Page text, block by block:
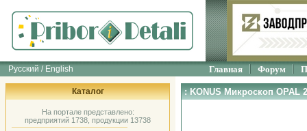
Русский / English Главная Форум
Каталог
На портале представлено:
предприятий 1738, продукции 13738
: KONUS Микроскоп OPAL